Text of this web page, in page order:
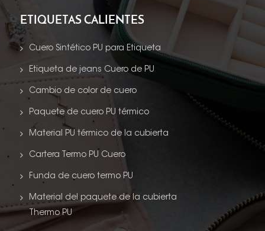
ETIQUETAS CALIENTES
Cuero Sintético PU para Etiqueta
Etiqueta de jeans Cuero de PU
Cambio de color de cuero
Paquete de cuero PU térmico
Material PU térmico de la cubierta
Cartera Termo PU Cuero
Funda de cuero termo PU
Material del paquete de la cubierta
Thermo PU